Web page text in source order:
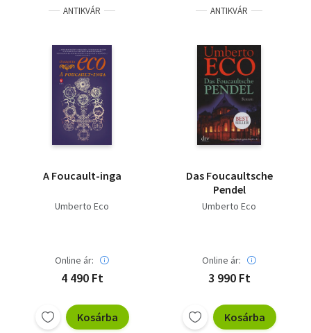
ANTIKVÁR
A Foucault-inga
Umberto Eco
Online ár:
4 490 Ft
Kosárba
ANTIKVÁR
Das Foucaultsche
Pendel
Umberto Eco
Online ár:
3 990 Ft
Kosárba